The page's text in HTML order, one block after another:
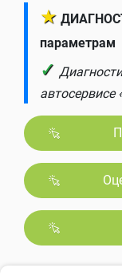
★
параметрам
✓
автосервисе